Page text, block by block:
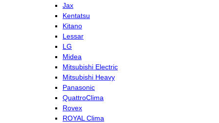
Jax
Kentatsu
Kitano
Lessar
LG
Midea
Mitsubishi Electric
Mitsubishi Heavy
Panasonic
QuattroClima
Rovex
ROYAL Clima